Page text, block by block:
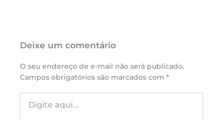
Deixe um comentário
O seu endereço de e-mail não será publicado.
Campos obrigatórios são marcados com*
aqui...